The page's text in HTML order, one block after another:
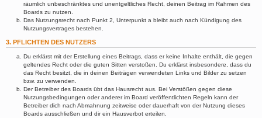
räumlich unbeschränktes und unentgeltliches Recht, deinen Beitrag im Rahmen des
Boards zu nutzen.
Das Nutzungsrecht nach Punkt 2, Unterpunkt a bleibt auch nach Kündigung des
Nutzungsvertrages bestehen.
3. PFLICHTEN DES NUTZERS
Du erklärst mit der Erstellung eines Beitrags, dass er keine Inhalte enthält, die gegen
geltendes Recht oder die guten Sitten verstoßen. Du erklärst insbesondere, dass du
das Recht besitzt, die in deinen Beiträgen verwendeten Links und Bilder zu setzen
bzw. zu verwenden.
Der Betreiber des Boards übt das Hausrecht aus. Bei Verstößen gegen diese
Nutzungsbedingungen oder anderer im Board veröffentlichten Regeln kann der
Betreiber dich nach Abmahnung zeitweise oder dauerhaft von der Nutzung dieses
Boards ausschließen und dir ein Hausverbot erteilen.